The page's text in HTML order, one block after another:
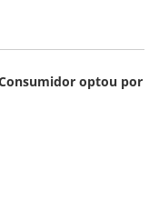
optou por